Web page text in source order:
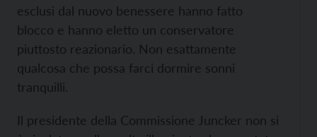
esclusi dal nuovo benessere hanno fatto
blocco e hanno eletto un conservatore
piuttosto reazionario. Non esattamente
qualcosa che possa farci dormire sonni
tranquilli.
Il presidente della Commissione Juncker non si